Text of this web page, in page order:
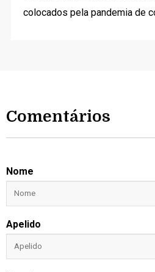
colocados pela pandemia de
Comentários
Nome
Apelido